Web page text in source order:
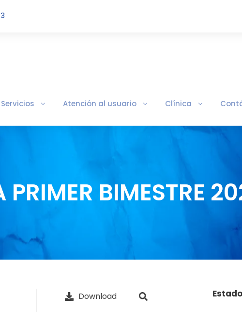
Servicios Atención al usuario Clínica
BIMESTRE
Download